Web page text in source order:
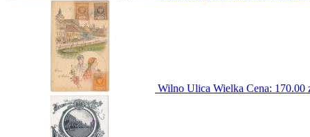
Wilno Ulica Wielka Cena: 170.00